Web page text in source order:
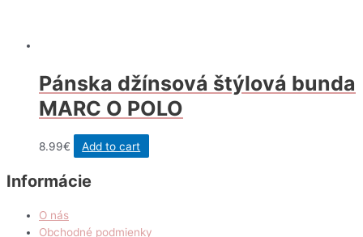
Pánska džínsová štýlová bunda
MARC O POLO
8.99€ Add to cart
Informácie
O nás
Obchodné podmienky